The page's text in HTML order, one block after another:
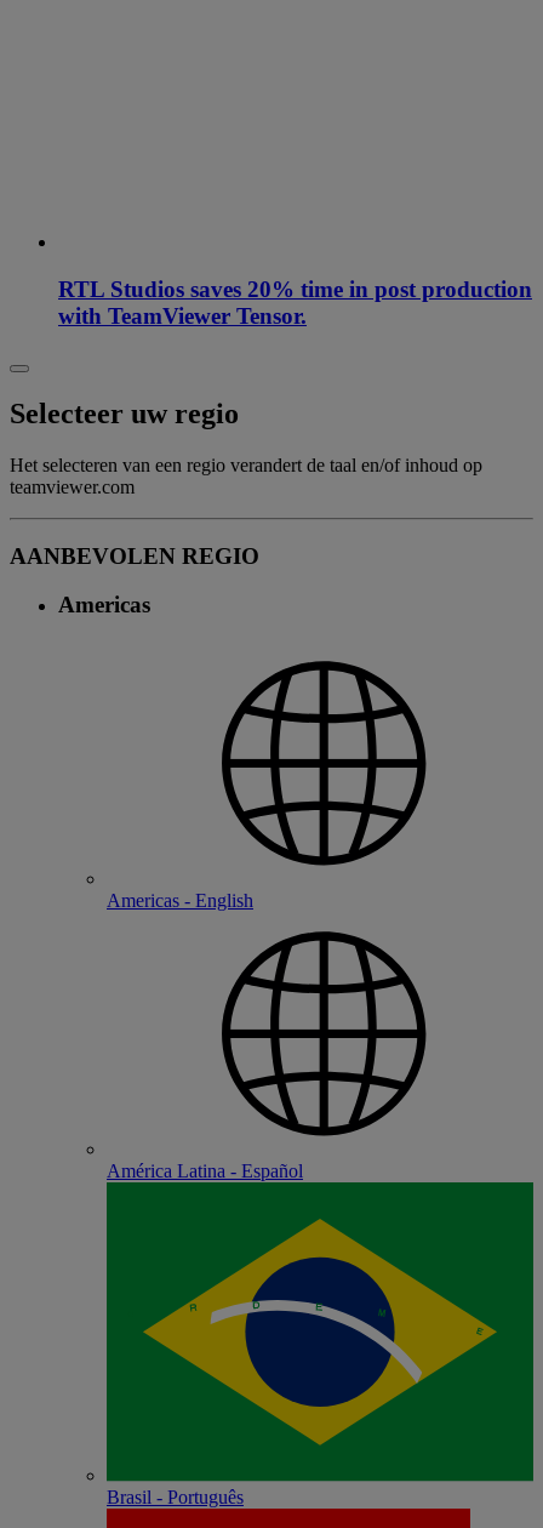
RTL Studios saves 20% time in post production
with TeamViewer Tensor.
Selecteer uw regio
Het selecteren van een regio verandert de taal en/of inhoud op
teamviewer.com
AANBEVOLEN REGIO
Americas
Americas - English
América Latina - Español
Brasil - Português